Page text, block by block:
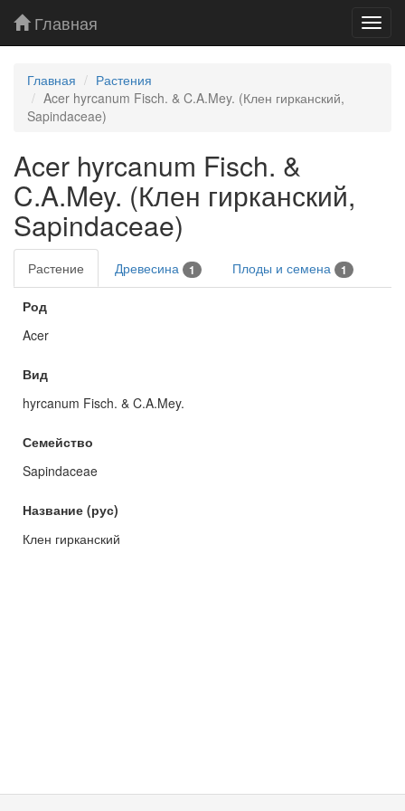
Главная
Главная
Растения
Acer hyrcanum Fisch. & C.A.Mey. (Клен гирканский,
Sapindaceae)
Acer hyrcanum Fisch. &
C.A.Mey. (Клен гирканский,
Sapindaceae)
Растение Древесина 1 Плоды и семена 1
Род
Acer
Вид
hyrcanum Fisch. & C.A.Mey.
Семейство
Sapindaceae
Название (рус)
Клен гирканский